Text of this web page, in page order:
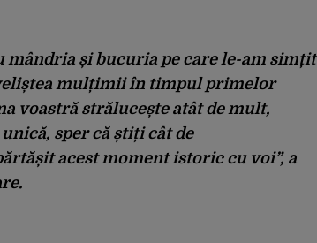
și bucuria pe care le-am simțit
mulțimii în timpul primelor
voastră strălucește atât de mult,
sper că știți cât de
acest moment istoric cu voi”, a